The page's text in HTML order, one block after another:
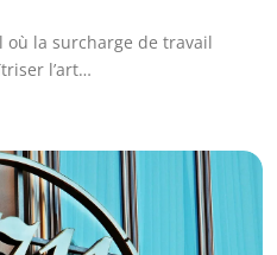
la surcharge de travail
l’art…